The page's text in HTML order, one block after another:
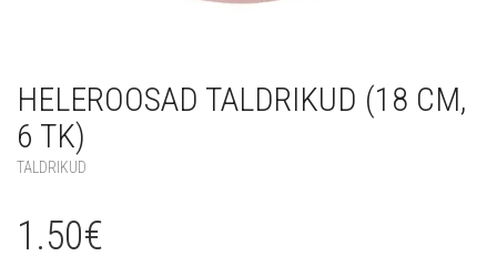
HELEROOSAD TALDRIKUD (18 CM,
6 TK)
TALDRIKUD
1.50€